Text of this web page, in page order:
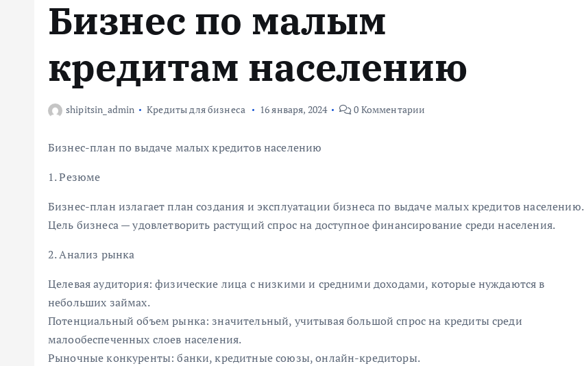
Бизнес по малым
кредитам населению
shipitsin_admin Кредиты для бизнеса 16 января, 2024 0 Комментарии
Бизнес-план по выдаче малых кредитов населению
1. Резюме
Бизнес-план излагает план создания и эксплуатации бизнеса по выдаче малых кредитов населению.
Цель бизнеса — удовлетворить растущий спрос на доступное финансирование среди населения.
2. Анализ рынка
Целевая аудитория: физические лица с низкими и средними доходами, которые нуждаются в
небольших займах.
Потенциальный объем рынка: значительный, учитывая большой спрос на кредиты среди
малообеспеченных слоев населения.
Рыночные конкуренты: банки, кредитные союзы, онлайн-кредиторы.